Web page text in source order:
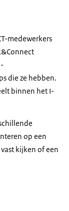
medewerkers
die ze hebben.
binnen het I-
op een
kijken of een